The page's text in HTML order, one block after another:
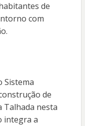
de
com
Sistema
de
Talhada nesta
integra a